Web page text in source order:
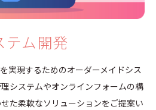
テム開発
実現するためのオーダーメイドシス
システムやオンラインフォームの構
た柔軟なソリューションをご提案い